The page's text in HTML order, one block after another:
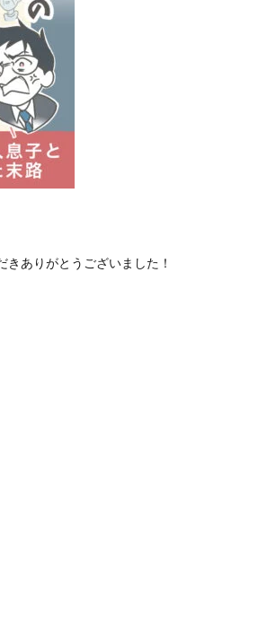
きありがとうございました！